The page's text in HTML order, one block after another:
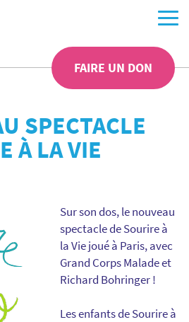
FAIRE UN DON
SPECTACLE
À LA VIE
Sur son dos, le nouveau
spectacle de Sourire à
la Vie joué à Paris, avec
Grand Corps Malade et
Richard Bohringer !
Les enfants de Sourire à